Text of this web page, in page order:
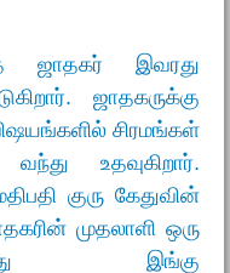
ஜாதகர் இவரது
ஜாதகருக்கு
சிரமங்கள்
உதவுகிறார்.
குரு கேதுவின்
முதலாளி ஒரு
இங்கு